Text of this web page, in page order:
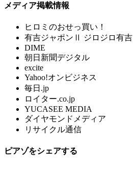
メディア掲載情報
ヒロミのおせっ買い！
有吉ジャポンⅡ ジロジロ有吉
DIME
朝日新聞デジタル
excite
Yahoo!オンビジネス
毎日.jp
ロイター.co.jp
YUCASEE MEDIA
ダイヤモンドメディア
リサイクル通信
ピアゾをシェアする